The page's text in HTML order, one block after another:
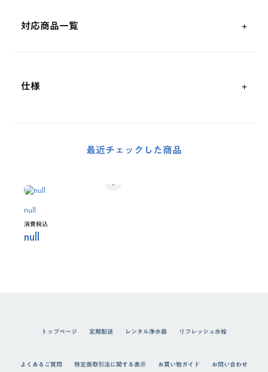
対応商品一覧
仕様
最近チェックした商品
null
消費税込
null
トップページ 定期配送 レンタル浄水器 リフレッシュ水栓
よくあるご質問 特定商取引法に関する表示 お買い物ガイド お問い合わせ